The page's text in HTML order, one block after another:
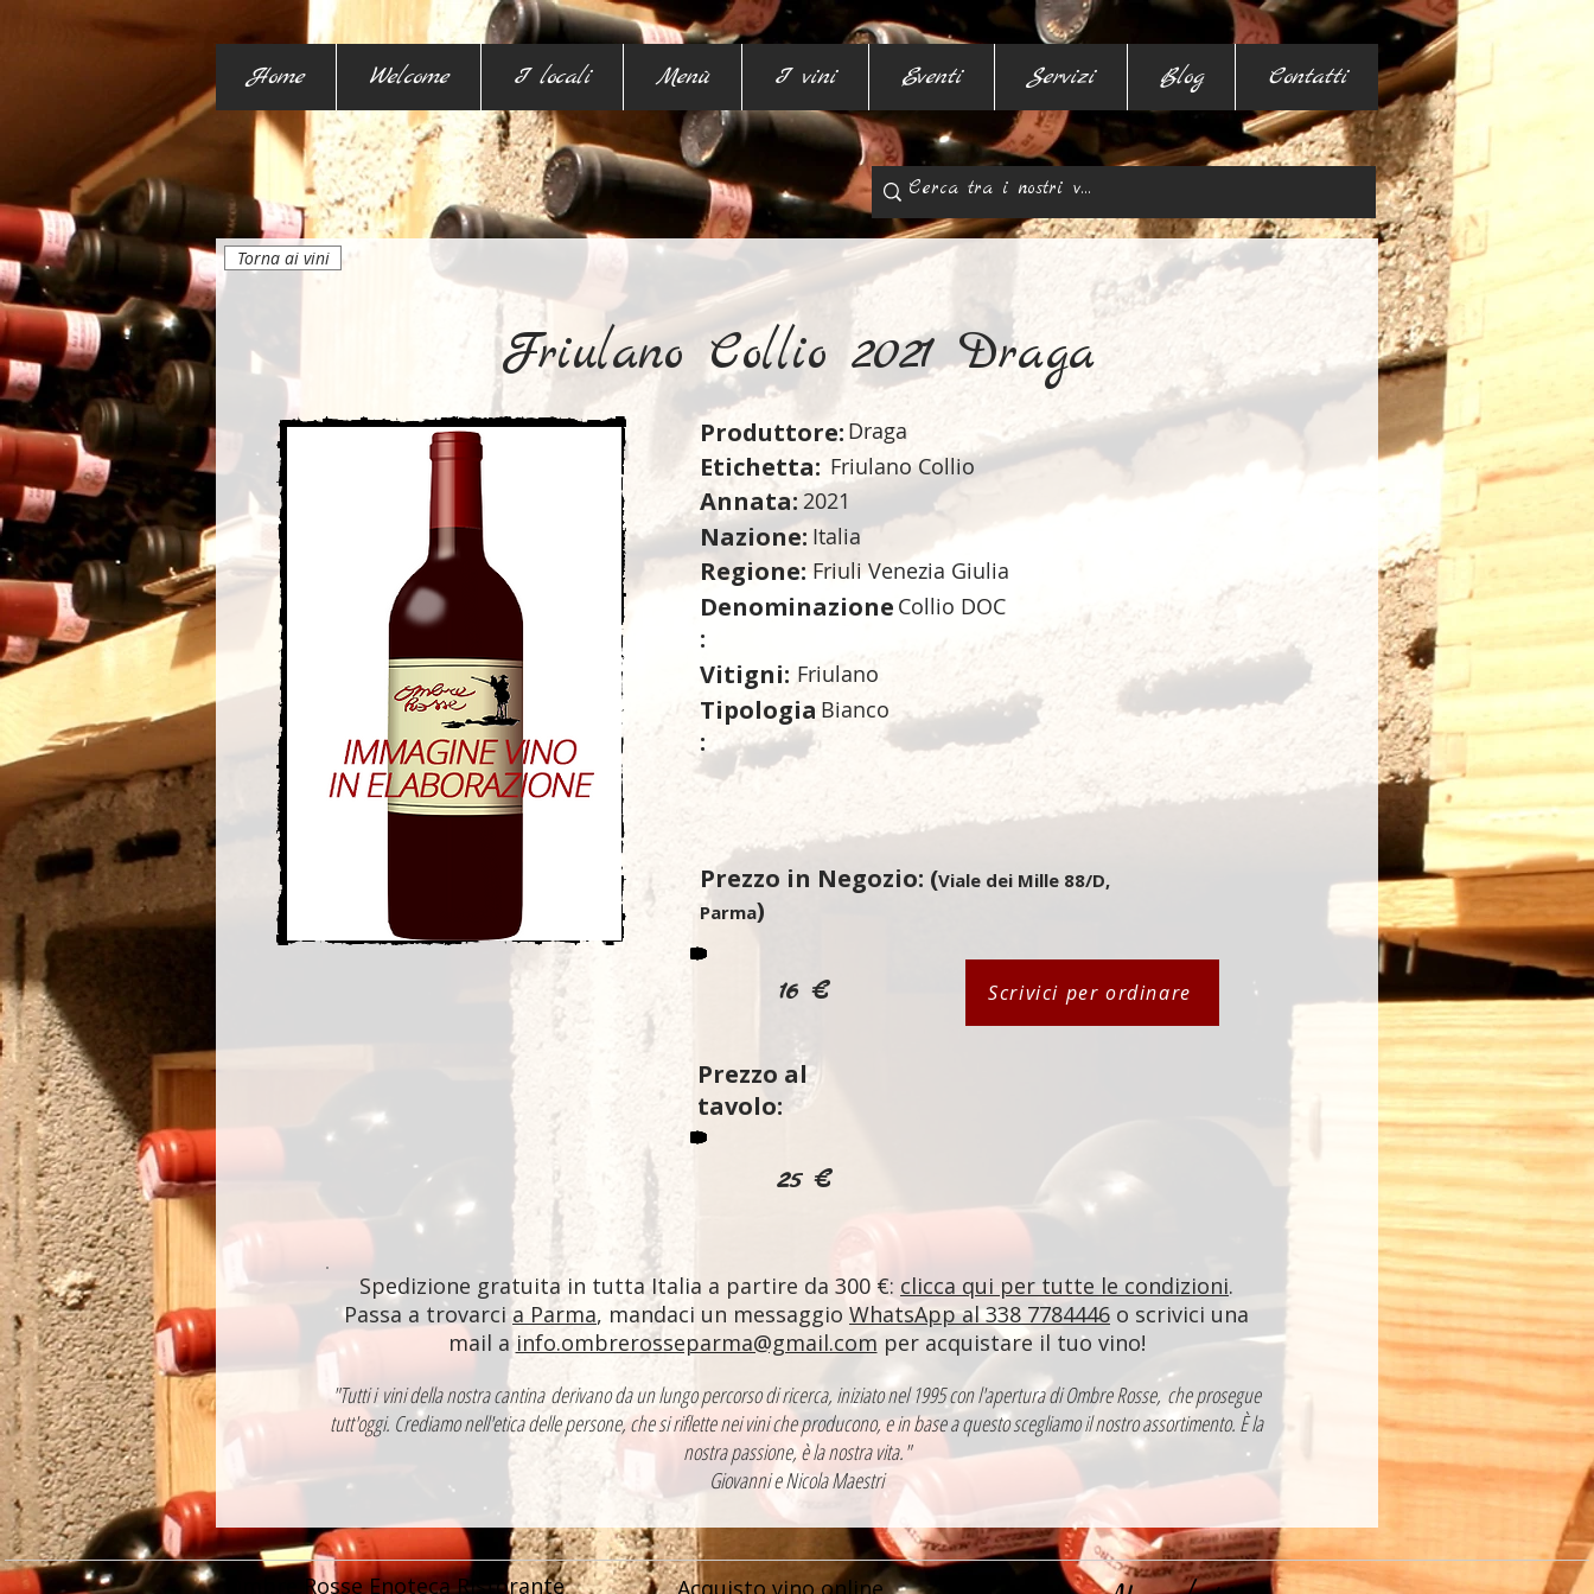
Home Welcome I locali Menù I vini Eventi Servizi Blog Contatti
Torna ai vini
Friulano Collio 2021 Draga
Produttore: Draga
Etichetta: Friulano Collio
Annata: 2021
Nazione: Italia
Regione: Friuli Venezia Giulia
Denominazione
:
Collio DOC
Vitigni: Friulano
Tipologia
:
Bianco
Prezzo in Negozio: (Viale dei Mille 88/D,
Parma)
16 € Scrivici per ordinare
Prezzo al
tavolo:
25 €
Spedizione gratuita in tutta Italia a partire da 300 €: clicca qui per tutte le condizioni.
Passa a trovarci a Parma, mandaci un messaggio WhatsApp al 338 7784446 o scrivici una
mail a info.ombrerosseparma@gmail.com per acquistare il tuo vino!
"Tutti i vini della nostra cantina derivano da un lungo percorso di ricerca, iniziato nel 1995 con l'apertura di Ombre Rosse, che prosegue
tutt'oggi. Crediamo nell'etica delle persone, che si riflette nei vini che producono, e in base a questo scegliamo il nostro assortimento. È la
nostra passione, è la nostra vita."
Giovanni e Nicola Maestri
Ombre Rosse Enoteca Ristorante Acquisto vino online